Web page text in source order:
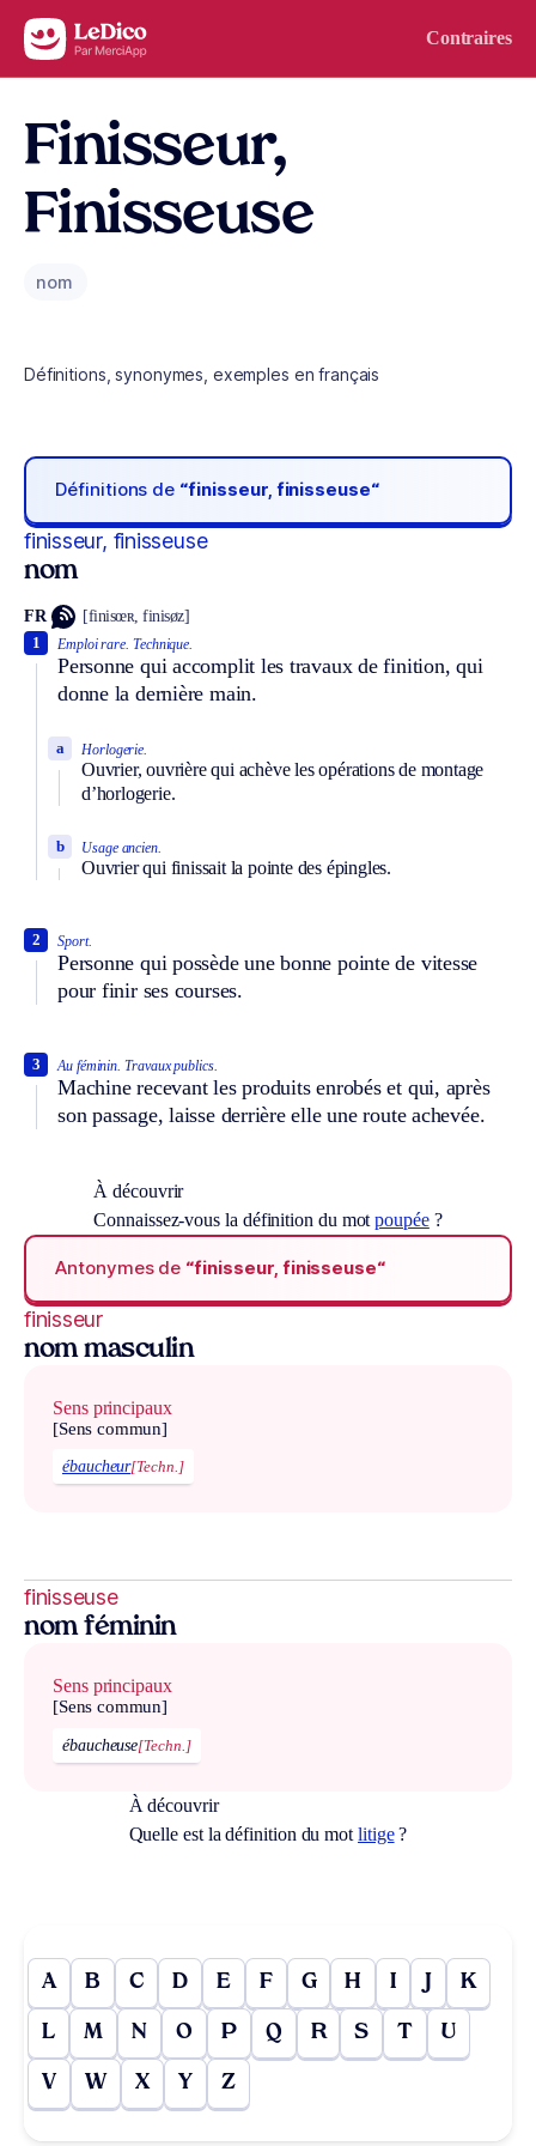
Aller au contenu Contraires
Finisseur,
Finisseuse
nom
Définitions, synonymes, exemples en français
Définitions de “finisseur, finisseuse“
finisseur, finisseuse
nom
FR [finisœʀ, finisøz]
Emploi rare. Technique.
Personne qui accomplit les travaux de finition, qui
donne la dernière main.
1
Horlogerie.
Ouvrier, ouvrière qui achève les opérations de montage
d’horlogerie.
a
Usage ancien.
Ouvrier qui finissait la pointe des épingles.
b
Sport.
Personne qui possède une bonne pointe de vitesse
pour finir ses courses.
2
Au féminin. Travaux publics.
Machine recevant les produits enrobés et qui, après
son passage, laisse derrière elle une route achevée.
3
À découvrir
Connaissez-vous la définition du motpoupée?
Antonymes de “finisseur, finisseuse“
finisseur
nom masculin
Sens principaux
[Sens commun]
ébaucheur[Techn.]
finisseuse
nom féminin
Sens principaux
[Sens commun]
ébaucheuse[Techn.]
À découvrir
Quelle est la définition du motlitige?
A B C D E F G H I J K
L M N O P Q R S T U
V W X Y Z